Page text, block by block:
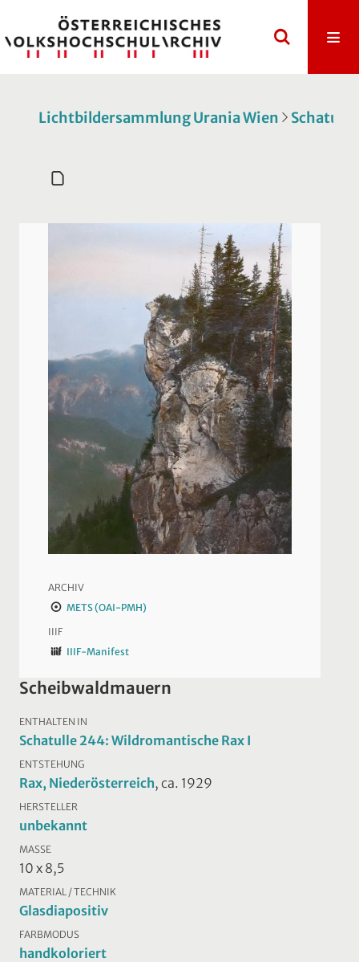
Lichtbildersammlung Urania Wien
ARCHIV
METS (OAI-PMH)
IIIF
IIIF-Manifest
Scheibwaldmauern
ENTHALTEN IN
Schatulle 244: Wildromantische Rax I
ENTSTEHUNG
Rax, Niederösterreich, ca. 1929
HERSTELLER
unbekannt
MASSE
10 x 8,5
MATERIAL / TECHNIK
Glasdiapositiv
FARBMODUS
handkoloriert